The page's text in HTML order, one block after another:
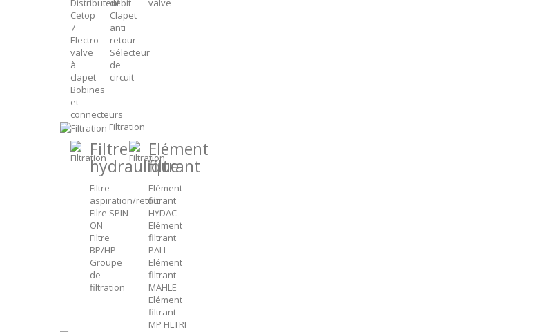
Distributeur
Cetop
7
Electro
valve
à
clapet
Bobines
et
connecteurs
débit
Clapet
anti
retour
Sélecteur
de
circuit
valve
Filtration
Filtre
hydraulique
Filtre
aspiration/retour
Filre SPIN
ON
Filtre
BP/HP
Groupe
de
filtration
Elément
filtrant
Elément
filtrant
HYDAC
Elément
filtrant
PALL
Elément
filtrant
MAHLE
Elément
filtrant
MP FILTRI